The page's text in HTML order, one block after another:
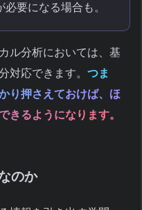
要になる場合も。
ル分析においては、基
対応できます。 つま
り押さえておけば、ほ
きるようになります。
のか